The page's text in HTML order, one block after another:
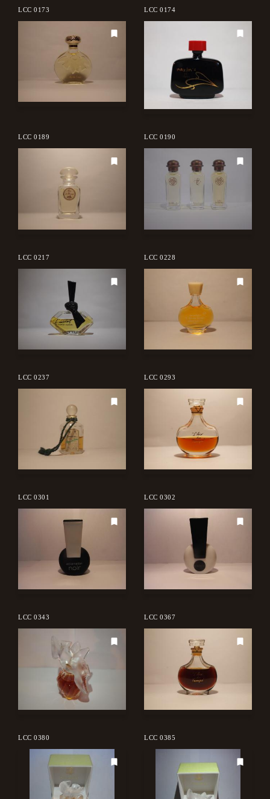
LCC 0173 LCC 0174
LCC 0189 LCC 0190
LCC 0217 LCC 0228
LCC 0237 LCC 0293
LCC 0301 LCC 0302
LCC 0343 LCC 0367
LCC 0380 LCC 0385